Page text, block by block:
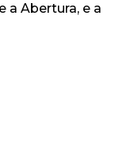
a Abertura, e a